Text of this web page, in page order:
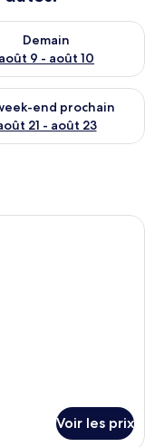
- août 9
Demain
août 9 - août 10
disponibilité pour
14 - août 16
end prochain
21 - août 23
disponibilité pour
d’hôtel moderne
Voir les prix